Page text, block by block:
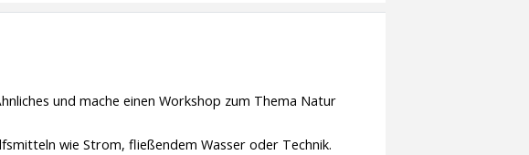
und mache einen Workshop zum Thema Natur
wie Strom, fließendem Wasser oder Technik.